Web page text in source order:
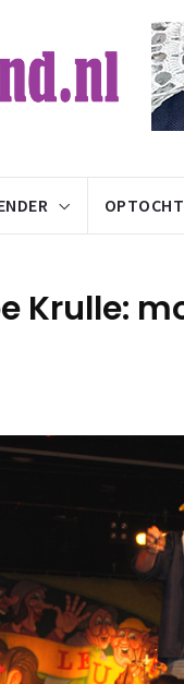
OPTOCHT
Krulle: